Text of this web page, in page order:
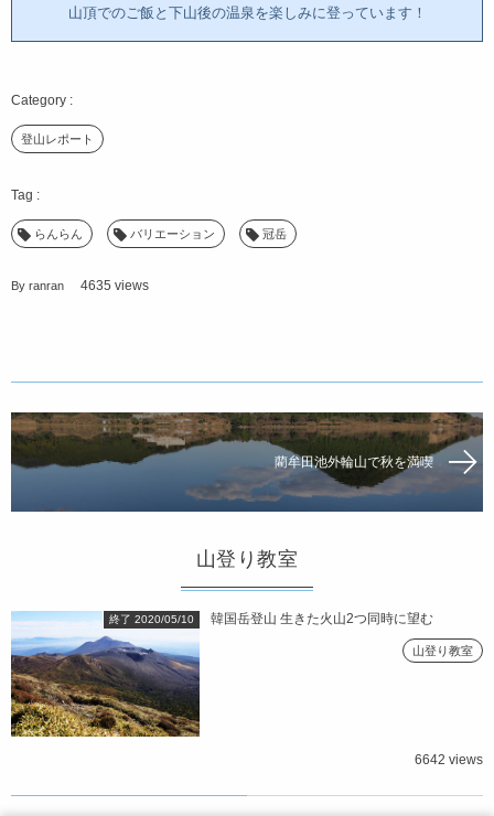
山頂でのご飯と下山後の温泉を楽しみに登っています！
登山レポート
らんらん バリエーション 冠岳
By ranran 4635 views
藺牟田池外輪山で秋を満喫
山登り教室
終了 2020/05/10 韓国岳登山 生きた火山2つ同時に望む
山登り教室
6642 views